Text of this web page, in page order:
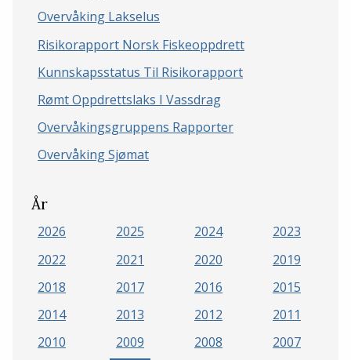
Overvåking Lakselus
Risikorapport Norsk Fiskeoppdrett
Kunnskapsstatus Til Risikorapport
Rømt Oppdrettslaks I Vassdrag
Overvåkingsgruppens Rapporter
Overvåking Sjømat
År
2026 2025 2024
2023
2022
2021 2020
2019
2018
2017 2016
2015
2014
2013 2012
2011
2010
2009 2008
2007